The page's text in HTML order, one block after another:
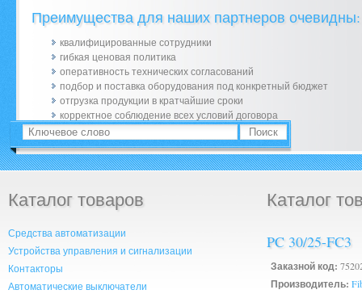
Преимущества для наших партнеров очевидны:
квалифицированные сотрудники
гибкая ценовая политика
оперативность технических согласований
подбор и поставка оборудования под конкретный бюджет
отгрузка продукции в кратчайшие сроки
корректное соблюдение всех условий договора
Каталог товаров
Средства автоматизации
Устройства управления и сигнализации
Контакторы
Автоматические выключатели
Каталог
PC 30/25-FC3
Заказной код:
Производитель: